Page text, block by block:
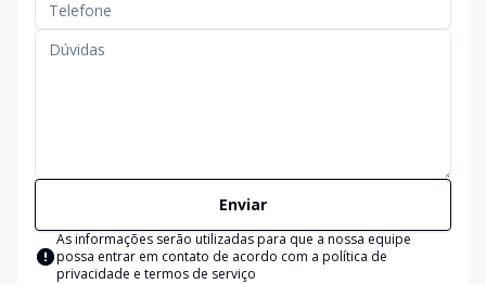
Enviar
As informações serão utilizadas para que a nossa equipe
possa entrar em contato de acordo com a política de
privacidade e termos de serviço